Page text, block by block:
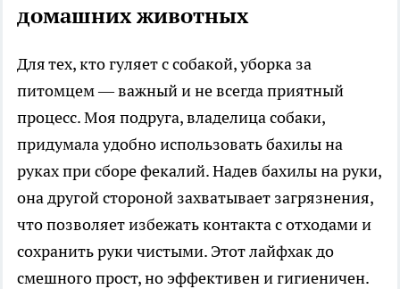
домашних животных
Для тех, кто гуляет с собакой, уборка за
питомцем — важный и не всегда приятный
процесс. Моя подруга, владелица собаки,
придумала удобно использовать бахилы на
руках при сборе фекалий. Надев бахилы на руки,
она другой стороной захватывает загрязнения,
что позволяет избежать контакта с отходами и
сохранить руки чистыми. Этот лайфхак до
смешного прост, но эффективен и гигиеничен.